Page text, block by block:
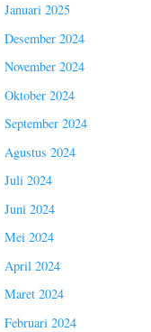
Januari 2025
Desember 2024
November 2024
Oktober 2024
September 2024
Agustus 2024
Juli 2024
Juni 2024
Mei 2024
April 2024
Maret 2024
Februari 2024